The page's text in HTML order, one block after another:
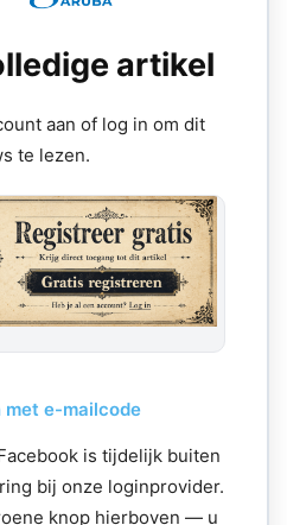
artikel
aan of log in om dit
te lezen.
e-mailcode
is tijdelijk buiten
bij onze loginprovider.
knop hierboven — u